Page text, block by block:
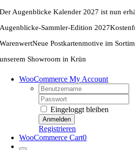
Zum
Inhalt
springen
Der Augenblicke Kalender 2027 ist nun
Augenblicke-Sammler-Edition 2027
WarenwertNeue Postkartenmotive im
unserem Showroom in Krün
WooCommerce My Account
Username:
Password:
Eingeloggt bleiben
Registrieren
WooCommerce Cart0